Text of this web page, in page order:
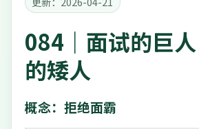
084｜面试的巨
的矮人
概念：拒绝面霸